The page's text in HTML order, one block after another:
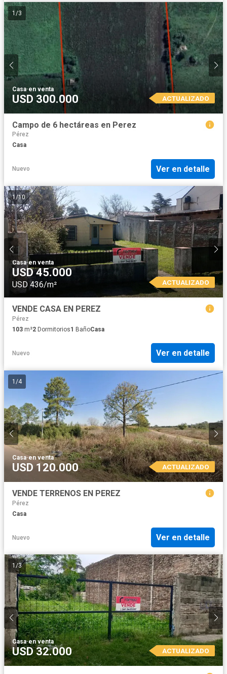
1 /3
Casa·en venta
USD 300.000 ACTUALIZADO
Campo de 6 hectáreas en Perez
Pérez
Casa
Nuevo Ver en detalle
1/10
Casa·en venta
USD 45.000
USD 436/m² ACTUALIZADO
VENDE CASA EN PEREZ
Pérez
103 m²2 Dormitorios1 BañoCasa
Nuevo Ver en detalle
1 /4
Casa·en venta
USD 120.000 ACTUALIZADO
VENDE TERRENOS EN PEREZ
Pérez
Casa
Nuevo Ver en detalle
1 /3
Casa·en venta
USD 32.000 ACTUALIZADO